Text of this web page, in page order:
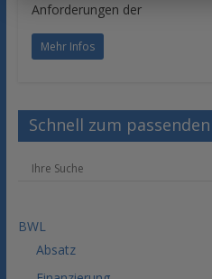
Anforderungen der
Mehr Infos
Schnell zum
BWL
Absatz